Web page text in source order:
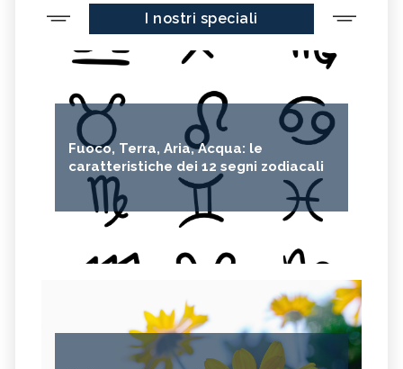
I nostri speciali
Fuoco, Terra, Aria, Acqua: le
caratteristiche dei 12 segni zodiacali